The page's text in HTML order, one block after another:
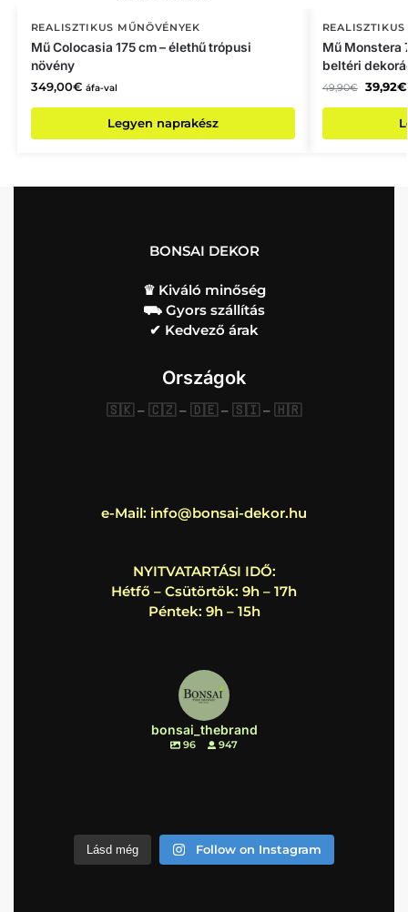
REALISZTIKUS MŰNÖVÉNYEK
Mű Colocasia 175 cm – élethű trópusi
növény
349,00€ áfa-val
Legyen naprakész
Mű Monstera
beltéri
49,90€ 39,92€
BONSAI DEKOR
♛ Kiváló minőség
⛟ Gyors szállítás
✔︎ Kedvező árak
Országok
🇸🇰 – 🇨🇿 – 🇩🇪 – 🇸🇮 – 🇭🇷
e-Mail: info@bonsai-dekor.hu
NYITVATARTÁSI IDŐ:
Hétfő – Csütörtök: 9h – 17h
Péntek: 9h – 15h
bonsai_thebrand
96 947
Lásd még Follow on Instagram